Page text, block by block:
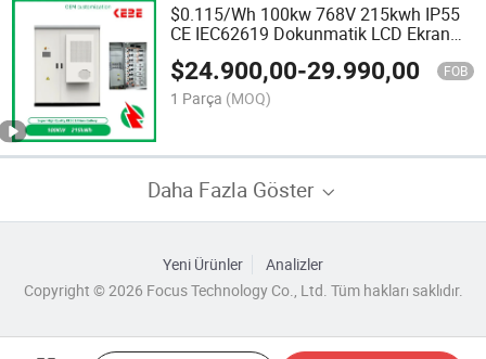
$0.115/Wh 100kw 768V 215kwh IP55
CE IEC62619 Dokunmatik LCD Ekran
LiFePO4 Pil Enerji Depolama Güneş
Enerji Sistemi
$24.900,00-29.990,00 FOB
1 Parça (MOQ)
Daha Fazla Göster
Yeni Ürünler
Analizler
Copyright © 2026 Focus Technology Co., Ltd. Tüm hakları saklıdır.